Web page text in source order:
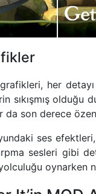
her
sıkışmış olduğu
da son derece
ses
sesleri gibi
oynarken